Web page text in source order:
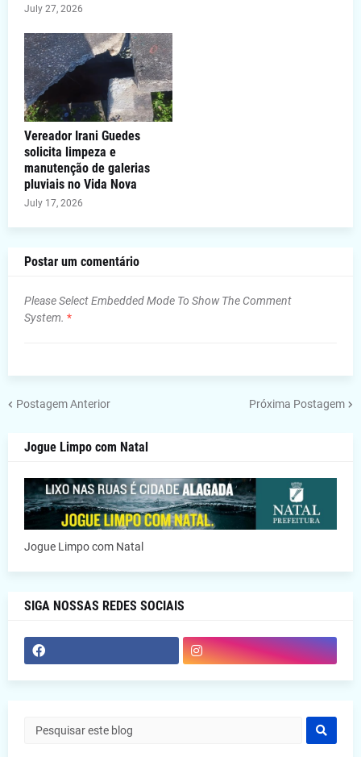
July 27, 2026
Vereador Irani Guedes
solicita limpeza e
manutenção de galerias
pluviais no Vida Nova
July 17, 2026
Postar um comentário
Please Select Embedded Mode To Show The Comment
System. *
Postagem Anterior Próxima Postagem
Jogue Limpo com Natal
Jogue Limpo com Natal
SIGA NOSSAS REDES SOCIAIS